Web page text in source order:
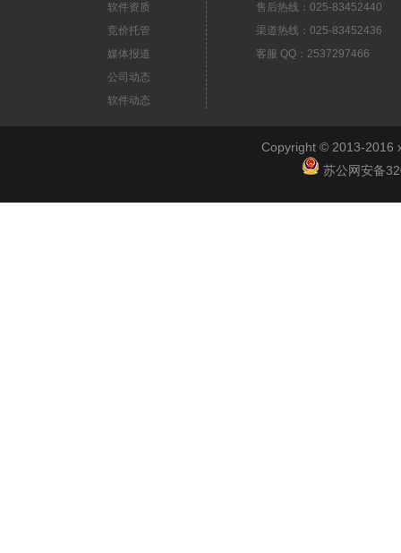
软件资质
竞价托管
媒体报道
公司动态
软件动态
售后热线：025-83452440
渠道热线：025-83452436
客服 QQ：2537297466
Copyright © 2013-2016
苏公网安备